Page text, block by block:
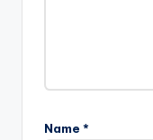
Name *